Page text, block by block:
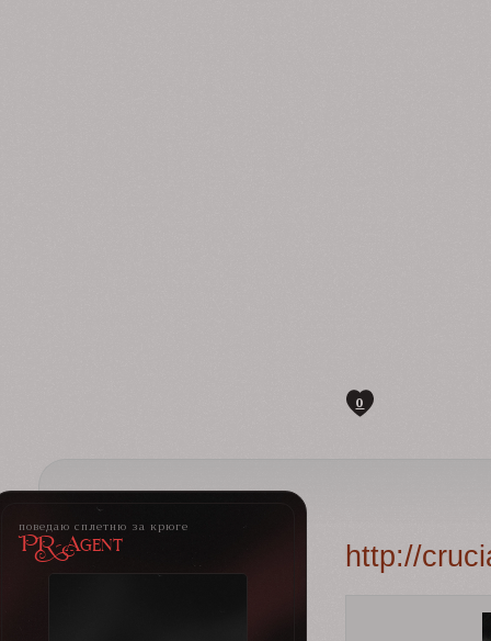
0
поведаю сплетню за крюге
PR-Agent http://